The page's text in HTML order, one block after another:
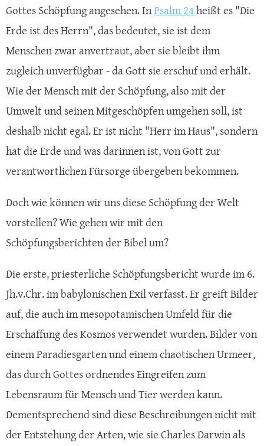
Gottes Schöpfung angesehen. InPsalm 24heißt es "Die
Erde ist des Herrn", das bedeutet, sie ist dem
Menschen zwar anvertraut, aber sie bleibt ihm
zugleich unverfügbar - da Gott sie erschuf und erhält.
Wie der Mensch mit der Schöpfung, also mit der
Umwelt und seinen Mitgeschöpfen umgehen soll, ist
deshalb nicht egal. Er ist nicht "Herr im Haus", sondern
hat die Erde und was darinnen ist, von Gott zur
verantwortlichen Fürsorge übergeben bekommen.
Doch wie können wir uns diese Schöpfung der Welt
vorstellen? Wie gehen wir mit den
Schöpfungsberichten der Bibel um?
Die erste, priesterliche Schöpfungsbericht wurde im 6.
Jh.v.Chr. im babylonischen Exil verfasst. Er greift Bilder
auf, die auch im mesopotamischen Umfeld für die
Erschaffung des Kosmos verwendet wurden. Bilder von
einem Paradiesgarten und einem chaotischen Urmeer,
das durch Gottes ordnendes Eingreifen zum
Lebensraum für Mensch und Tier werden kann.
Dementsprechend sind diese Beschreibungen nicht mit
der Entstehung der Arten, wie sie Charles Darwin als